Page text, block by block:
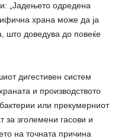
„Јадењето одредена
храна може да ја
што доведува до повеќе
дигестивен систем
и производството
или прекумерниот
за зголемени гасови и
на точната причина